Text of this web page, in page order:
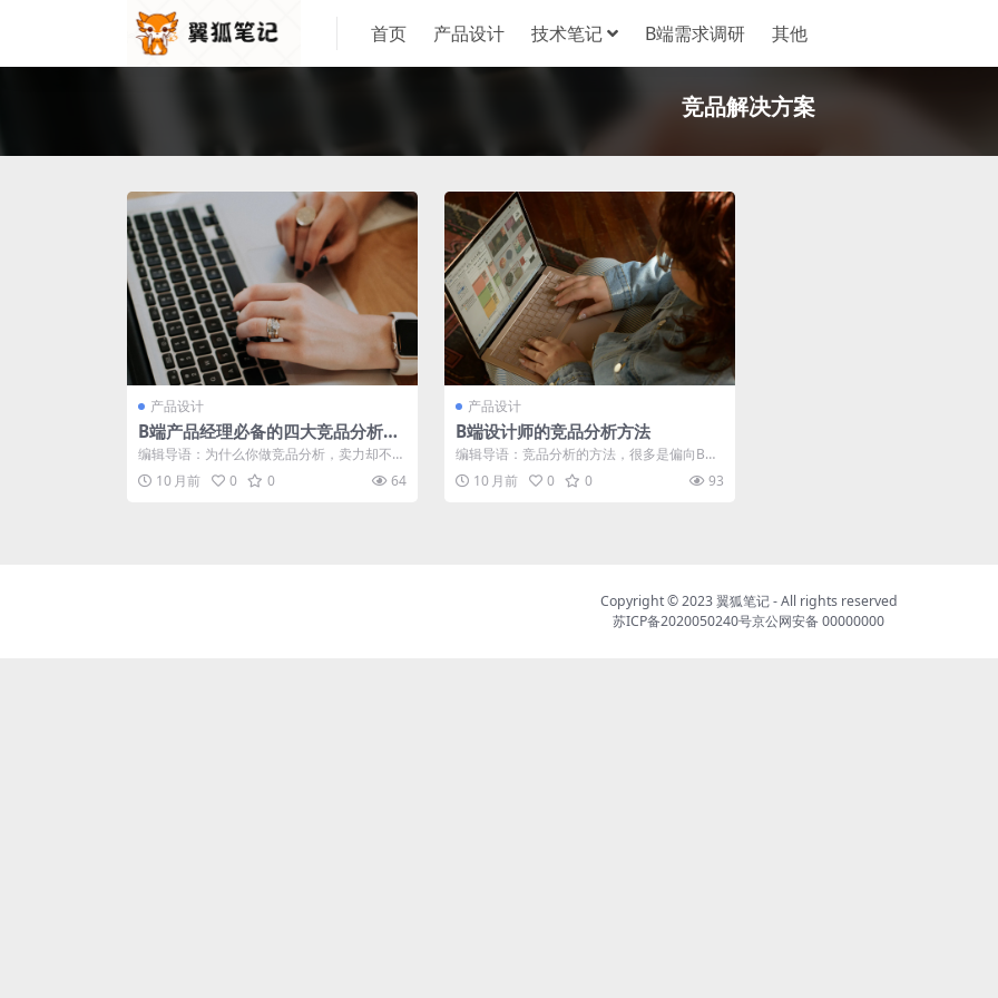
首页 产品设计 技术笔记 B端需求调研 其他
竞品解决方案
产品设计
B端产品经理必备的四大竞品分析能
力
编辑导语：为什么你做竞品分析，卖力却不讨
好？入行做产品的你，必然需要做竞品分
析，...10 月前 0 0 64
产品设计
B端设计师的竞品分析方法
编辑导语：竞品分析的方法，很多是偏向B端
产品经理方面或者C端设计师，在B端设计中...
10 月前 0 0 93
Copyright © 2023翼狐笔记- All rights reserved
苏ICP备2020050240号京公网安备 00000000